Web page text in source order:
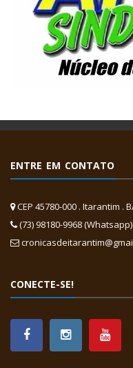
ENTRE EM CONTATO
CEP 45780-000 . Itarantim .
(73) 98180-9968 (Whatsapp)
CONECTE-SE!